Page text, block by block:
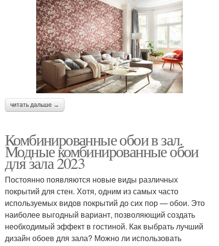
читать дальше →
Комбинированные обои в зал.
Модные комбинированные обои
для зала 2023
Постоянно появляются новые виды различных
покрытий для стен. Хотя, одним из самых часто
используемых видов покрытий до сих пор — обои. Это
наиболее выгодный вариант, позволяющий создать
необходимый эффект в гостиной. Как выбрать лучший
дизайн обоев для зала? Можно ли использовать